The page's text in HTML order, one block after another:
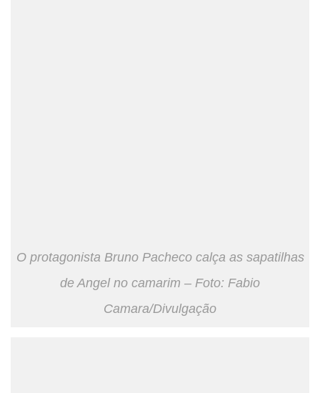
O protagonista Bruno Pacheco calça as sapatilhas
de Angel no camarim – Foto: Fabio
Camara/Divulgação